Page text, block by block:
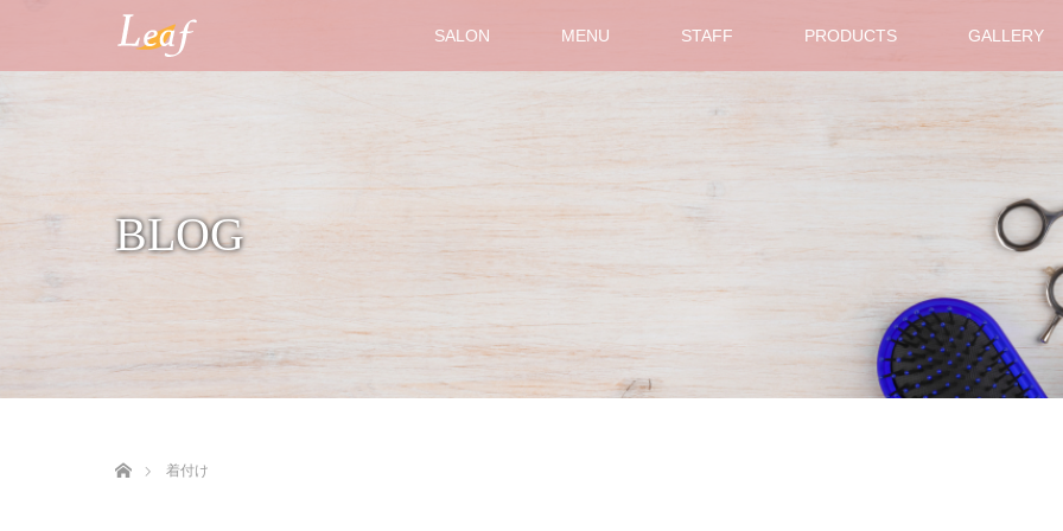
SALON MENU STAFF PRODUCTS GALLERY
BLOG
着付け